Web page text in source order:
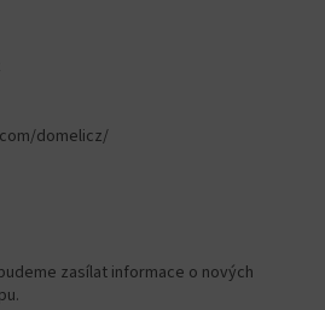
domelicz/
zasílat informace o nových